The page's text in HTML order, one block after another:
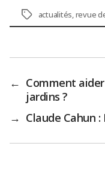
Étiquettes
actualités,revue
← Comment
jardins ?
→ Claude Cahun :